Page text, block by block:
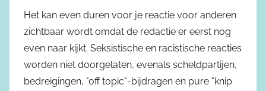
Het kan even duren voor je reactie voor anderen
zichtbaar wordt omdat de redactie er eerst nog
even naar kijkt. Seksistische en racistische reacties
worden niet doorgelaten, evenals scheldpartijen,
bedreigingen, "off topic"-bijdragen en pure "knip